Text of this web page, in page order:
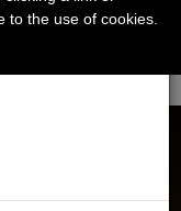
to the use of cookies.